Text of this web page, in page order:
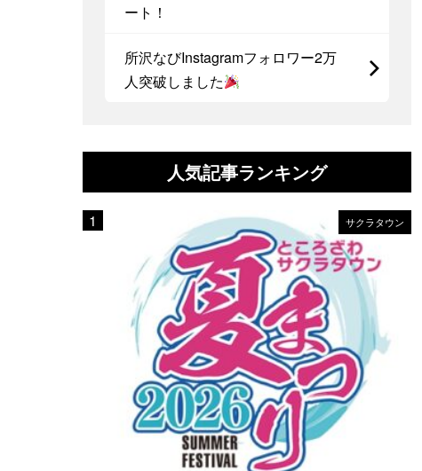
ート！
所沢なびInstagramフォロワー2万
人突破しました
人気記事ランキング
サクラタウン